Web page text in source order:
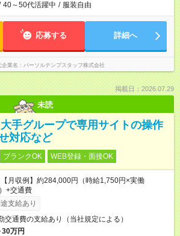
40～50代活躍中 / 服装自由
応募する 詳細へ
企業名 パーソルテンプスタッフ株式会社
掲載日：2026.07.29
未読
手グループで専用サイトの操作
対応など
ブランクOK WEB登録・面接OK
月収例】約284,000円（時給1,750円×実働
+交通費
支給あり
交通費の支給あり（当社規定による）
万円